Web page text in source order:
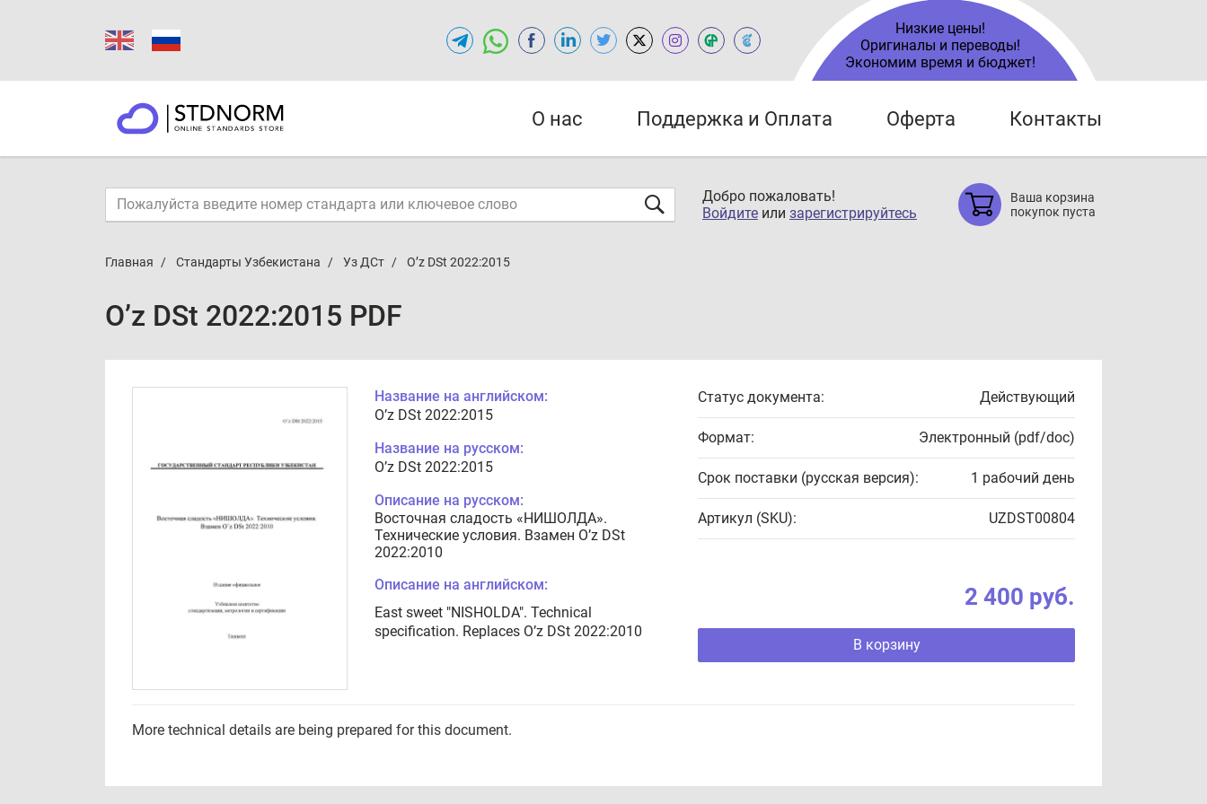
Низкие цены!
Оригиналы и переводы!
Экономим время и бюджет!
О нас Поддержка и Оплата Оферта Контакты
Добро пожаловать!
Войдите или зарегистрируйтесь
Ваша корзина
покупок пуста
Главная Стандарты Узбекистана Уз ДСт O’z DSt 2022:2015
O’z DSt 2022:2015 PDF
Название на английском:
O’z DSt 2022:2015
Название на русском:
O’z DSt 2022:2015
Описание на русском:
Восточная сладость «НИШОЛДА».
Технические условия. Взамен O’z DSt
2022:2010
Описание на английском:
East sweet "NISHOLDA". Technical
specification. Replaces O’z DSt 2022:2010
Статус документа: Действующий
Формат: Электронный (pdf/doc)
Срок поставки (русская версия): 1 рабочий день
Артикул (SKU): UZDST00804
2 400 руб.
В корзину
More technical details are being prepared for this document.